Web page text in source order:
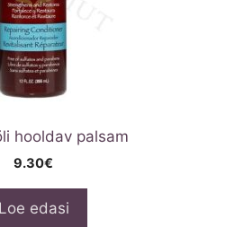
hooldav palsam
9.30€
Loe edasi